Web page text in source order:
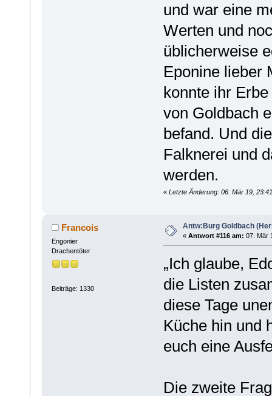
und war eine
Werten und
üblicherweise
Eponine lieber
konnte ihr
von Goldbach
befand. Und
Falknerei und
werden.
« Letzte Änderung: 06. Mär 19,
Francois
Engonier
Drachentöter
Beiträge: 1330
Antw:Burg Goldbach
« Antwort #116 am: 07. Mär
„Ich glaube,
die Listen
diese Tage
Küche hin und
euch eine
Die zweite